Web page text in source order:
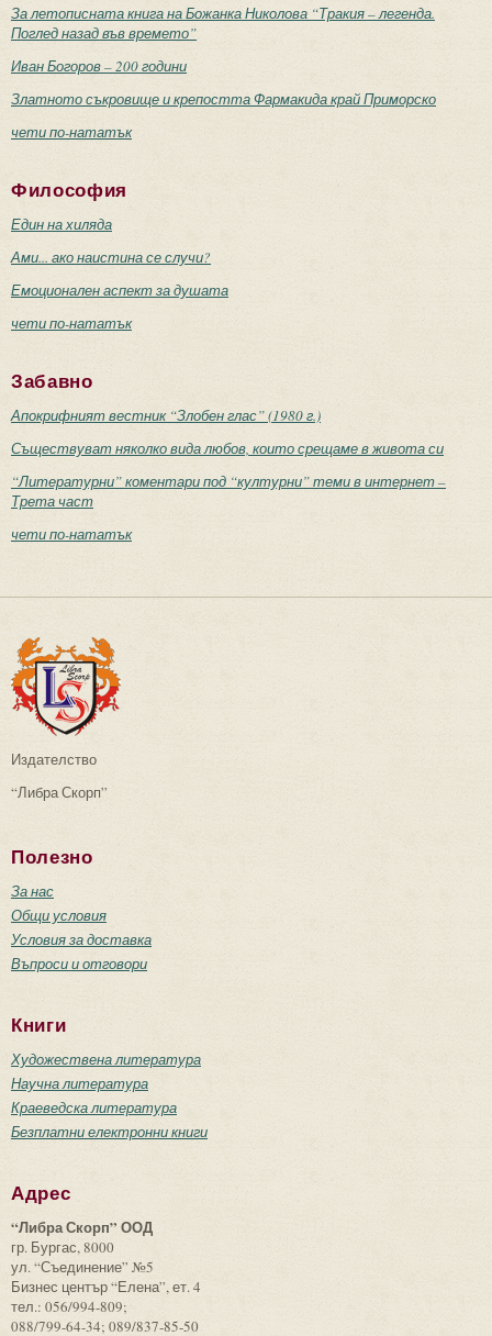
За летописната книга на Божанка Николова “Тракия – легенда.
Поглед назад във времето”
Иван Богоров – 200 години
Златното съкровище и крепостта Фармакида край Приморско
чети по-нататък
Философия
Един на хиляда
Ами... ако наистина се случи?
Емоционален аспект за душата
чети по-нататък
Забавно
Апокрифният вестник “Злобен глас” (1980 г.)
Съществуват няколко вида любов, които срещаме в живота си
“Литературни” коментари под “културни” теми в интернет –
Трета част
чети по-нататък
Издателство
“Либра Скорп”
Полезно
За нас
Общи условия
Условия за доставка
Въпроси и отговори
Книги
Художествена литература
Научна литература
Краеведска литература
Безплатни електронни книги
Адрес
“Либра Скорп” ООД
гр. Бургас, 8000
ул. “Съединение” №5
Бизнес център “Елена”, ет. 4
тел.: 056/994-809;
088/799-64-34; 089/837-85-50